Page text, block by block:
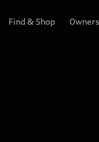
Find & Shop